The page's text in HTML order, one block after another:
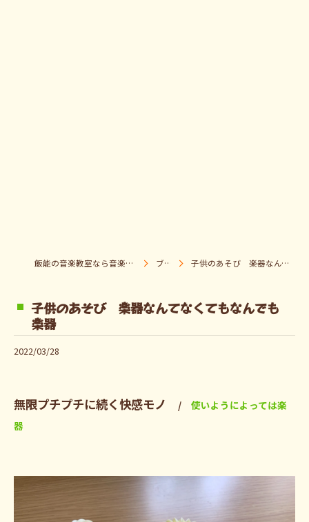
飯能の音楽教室なら音楽童クラブ Pパラダイス ブログ 子供のあそび 楽器なんてなくてもなんでも楽器
子供のあそび 楽器なんてなくてもなんでも
楽器
2022/03/28
無限プチプチに続く快感モノ
使いようによっては楽
器